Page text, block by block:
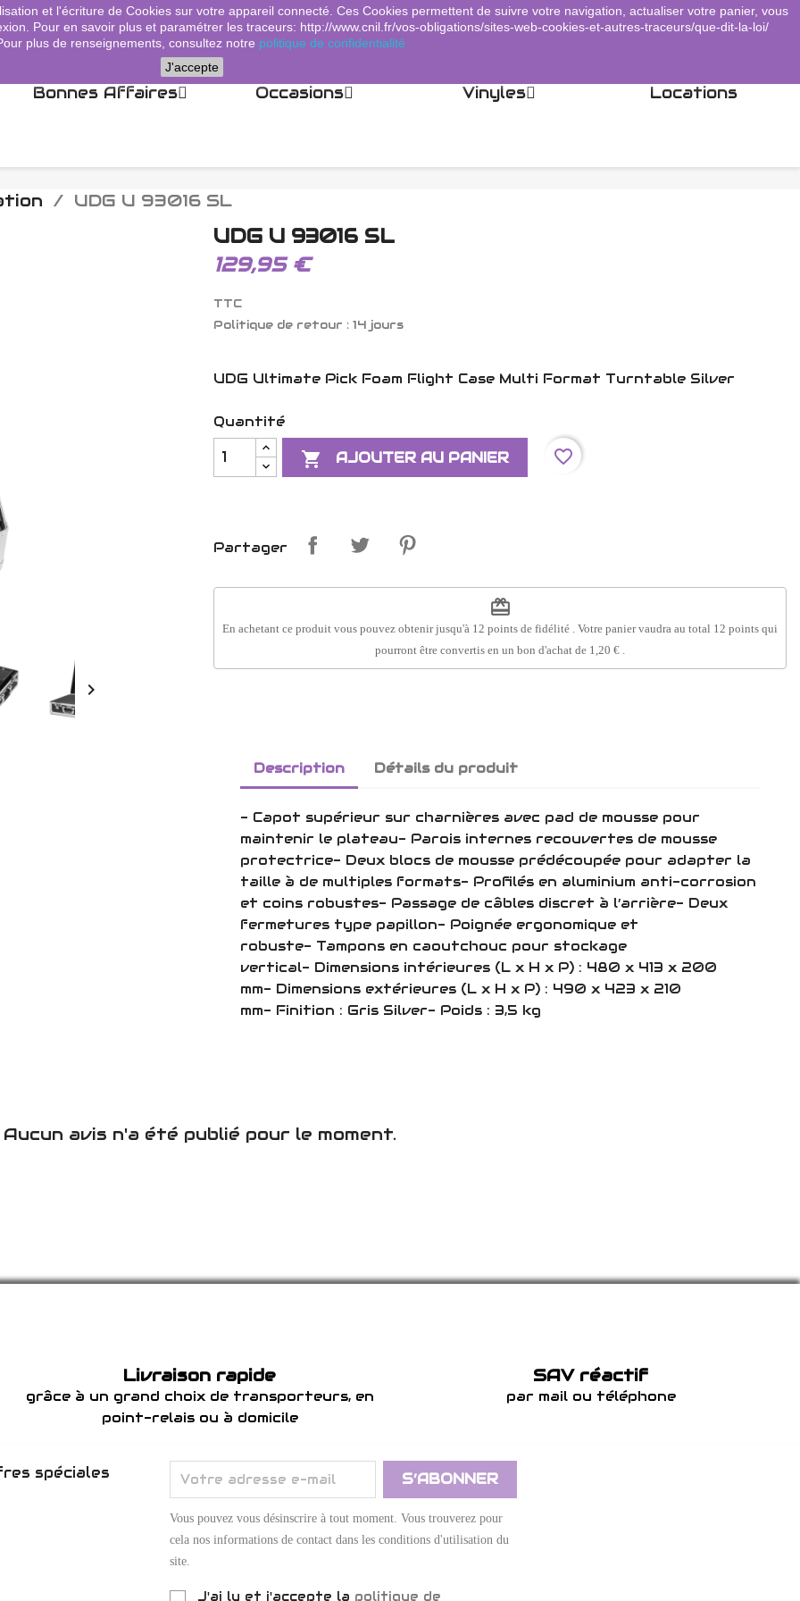
 Connexion shopping_cart Panier (0)
Bonnes Affaires Occasions Vinyles Locations
UDG U 93016 SL

UDG U 93016 SL
129,95 €
TTC
Politique de retour : 14 jours
UDG Ultimate Pick Foam Flight Case Multi Format Turntable Silver
Quantité
 AJOUTER AU PANIER favorite_border
Partager
redeem
En achetant ce produit vous pouvez obtenir jusqu'à 12 points de fidélité . Votre panier vaudra au total 12 points qui
pourront être convertis en un bon d'achat de 1,20 €
Description Détails du produit
- Capot supérieur sur charnières avec pad de mousse pour
maintenir le plateau- Parois internes recouvertes de mousse
protectrice- Deux blocs de mousse prédécoupée pour adapter la
taille à de multiples formats- Profilés en aluminium anti-corrosion
et coins robustes- Passage de câbles discret à l’arrière- Deux
fermetures type papillon- Poignée ergonomique et
robuste- Tampons en caoutchouc pour stockage
vertical- Dimensions intérieures (L x H x P) : 480 x 413 x 200
mm- Dimensions extérieures (L x H x P) : 490 x 423 x 210
mm- Finition : Gris Silver- Poids : 3,5 kg
Aucun avis n'a été publié pour le moment.
Livraison rapide
grâce à un grand choix de transporteurs, en
point-relais ou à domicile
SAV réactif
par mail ou téléphone
spéciales
Vous pouvez vous désinscrire à tout moment. Vous trouverez pour
cela nos informations de contact dans les conditions d'utilisation du
site.
J'ai lu et j'accepte la politique de
et l'écriture de Cookies sur votre appareil connecté. Ces Cookies permettent de suivre votre navigation, actualiser votre panier, vous
Pour en savoir plus et paramétrer les traceurs: http://www.cnil.fr/vos-obligations/sites-web-cookies-et-autres-traceurs/que-dit-la-loi/
plus de renseignements, consultez notre politique de confidentialité
J'accepte